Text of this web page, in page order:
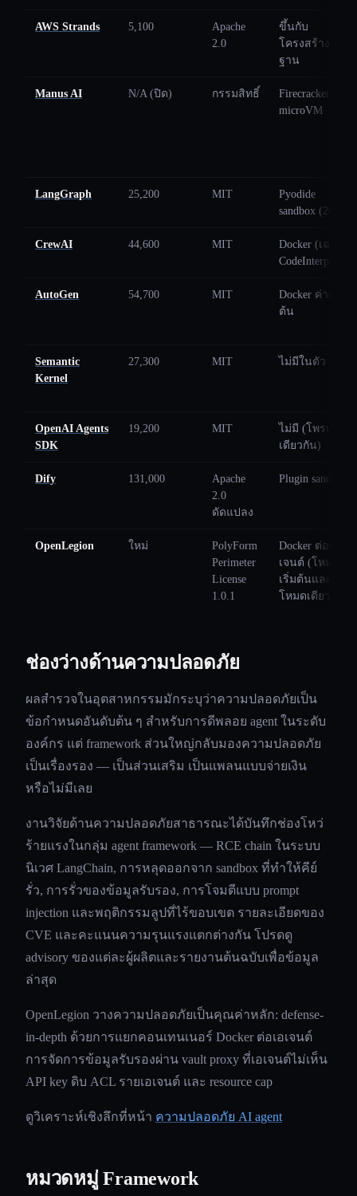
AWS Strands 5,100
Apache
2.0
ขึ้นกับ
โครงสร้างพื้น
ฐาน
Manus AI N/A (ปิด) กรรมสิทธิ์
Firecracker
microVM
LangGraph 25,200 MIT
Pyodide
sandbox (2025)
CrewAI 44,600 MIT
Docker (เฉพาะ
CodeInterpreter)
AutoGen 54,700 MIT
Docker ค่าเริ่ม
ต้น
Semantic
Kernel
27,300 MIT ไม่มีในตัว
OpenAI Agents
SDK
19,200 MIT
ไม่มี (โพรเซส
เดียวกัน)
Dify 131,000
Apache
2.0
ดัดแปลง
Plugin sandbox
OpenLegion ใหม่
PolyForm
Perimeter
License
1.0.1
Docker ต่อเอ
เจนต์ (โหมด
เริ่มต้นและ
โหมดเดียว)
ช่องว่างด้านความปลอดภัย
ผลสำรวจในอุตสาหกรรมมักระบุว่าความปลอดภัยเป็น
ข้อกำหนดอันดับต้น ๆ สำหรับการดีพลอย agent ในระดับ
องค์กร แต่ framework ส่วนใหญ่กลับมองความปลอดภัย
เป็นเรื่องรอง — เป็นส่วนเสริม เป็นแพลนแบบจ่ายเงิน
หรือไม่มีเลย
งานวิจัยด้านความปลอดภัยสาธารณะได้บันทึกช่องโหว่
ร้ายแรงในกลุ่ม agent framework — RCE chain ในระบบ
นิเวศ LangChain, การหลุดออกจาก sandbox ที่ทำให้คีย์
รั่ว, การรั่วของข้อมูลรับรอง, การโจมตีแบบ prompt
injection และพฤติกรรมลูปที่ไร้ขอบเขต รายละเอียดของ
CVE และคะแนนความรุนแรงแตกต่างกัน โปรดดู
advisory ของแต่ละผู้ผลิตและรายงานต้นฉบับเพื่อข้อมูล
ล่าสุด
OpenLegion วางความปลอดภัยเป็นคุณค่าหลัก: defense-
in-depth ด้วยการแยกคอนเทนเนอร์ Docker ต่อเอเจนต์
การจัดการข้อมูลรับรองผ่าน vault proxy ที่เอเจนต์ไม่เห็น
API key ดิบ ACL รายเอเจนต์ และ resource cap
ดูวิเคราะห์เชิงลึกที่หน้า ความปลอดภัย AI agent
หมวดหมู่ Framework